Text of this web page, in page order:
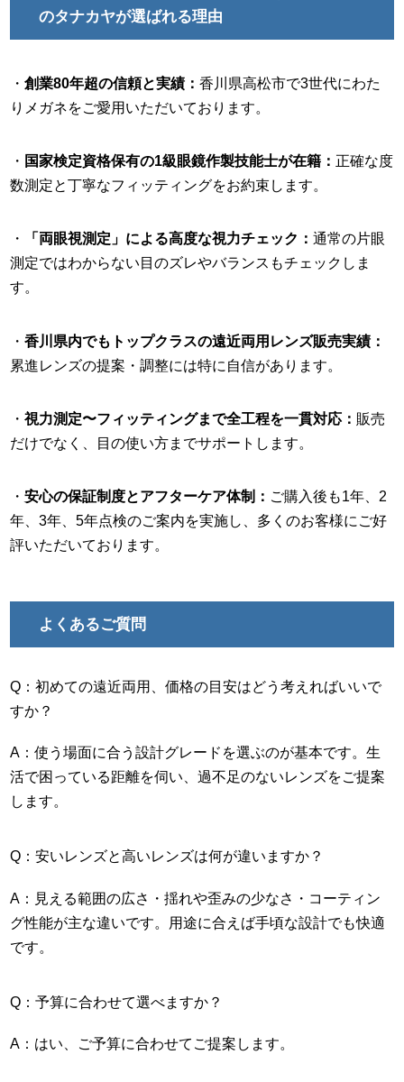
のタナカヤが選ばれる理由
・創業80年超の信頼と実績：香川県高松市で3世代にわた
りメガネをご愛用いただいております。
・ 国家検定資格保有の1級眼鏡作製技能士が在籍： 正確な度
数測定と丁寧なフィッティングをお約束します。
・ 「両眼視測定」による高度な視力チェック：通常の片眼
測定ではわからない目のズレやバランスもチェックしま
す。
・香川県内でもトップクラスの遠近両用レンズ販売実績：
累進レンズの提案・調整には特に自信があります。
・視力測定〜フィッティングまで全工程を一貫対応： 販売
だけでなく、目の使い方までサポートします。
・安心の保証制度とアフターケア体制： ご購入後も1年、2
年、3年、5年点検のご案内を実施し、多くのお客様にご好
評いただいております。
よくあるご質問
Q：初めての遠近両用、価格の目安はどう考えればいいで
すか？
A：使う場面に合う設計グレードを選ぶのが基本です。生
活で困っている距離を伺い、過不足のないレンズをご提案
します。
Q：安いレンズと高いレンズは何が違いますか？
A：見える範囲の広さ・揺れや歪みの少なさ・コーティン
グ性能が主な違いです。用途に合えば手頃な設計でも快適
です。
Q：予算に合わせて選べますか？
A：はい、ご予算に合わせてご提案します。